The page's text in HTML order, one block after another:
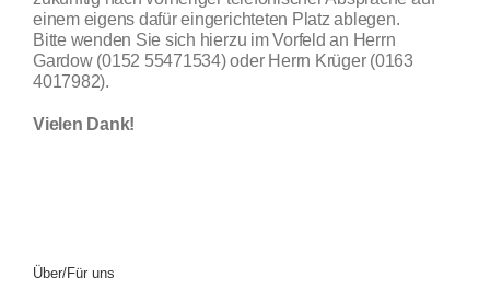
einem eigens dafür eingerichteten Platz ablegen.
Bitte wenden Sie sich hierzu im Vorfeld an Herrn
Gardow (0152 55471534) oder Herrn Krüger (0163
4017982).
Vielen Dank!
Über/Für uns